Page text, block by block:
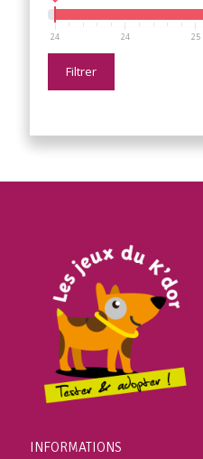
24 24 25
Filtrer
INFORMATIONS